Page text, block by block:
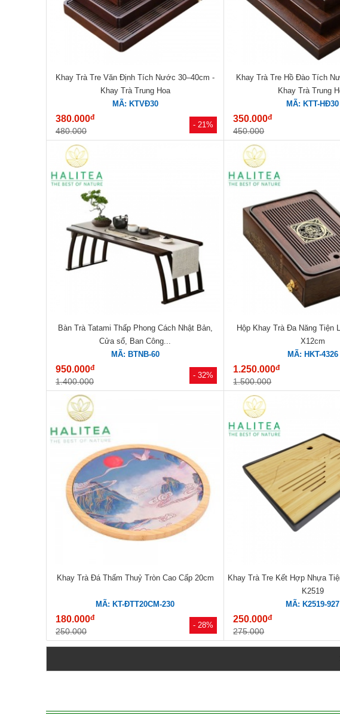
- 21%
Khay Trà Tre Văn Định Tích Nước 30–40cm -
Khay Trà Trung Hoa
MÃ: KTVĐ30
380.000đ
480.000
Khay Trà Tre Hồ Đào Tích
Khay Trà Trung
MÃ: KTT-HĐ30
350.000đ
450.000
- 32%
Bàn Trà Tatami Thấp Phong Cách Nhật Bản,
Cửa sổ, Ban Công...
MÃ: BTNB-60
950.000đ
1.400.000
Hộp Khay Trà Đa Năng Tiện
X12cm
MÃ: HKT-4326
1.250.000đ
1.500.000
- 28%
Khay Trà Đá Thấm Thuỷ Tròn Cao Cấp 20cm
MÃ: KT-ĐTT20CM-230
180.000đ
250.000
Khay Trà Tre Kết Hợp Nhựa
K2519
MÃ: K2519-927
250.000đ
275.000